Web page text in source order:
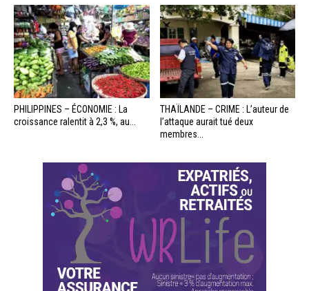
PHILIPPINES – ÉCONOMIE : La
croissance ralentit à 2,3 %, au...
THAÏLANDE – CRIME : L’auteur de
l’attaque aurait tué deux
membres...